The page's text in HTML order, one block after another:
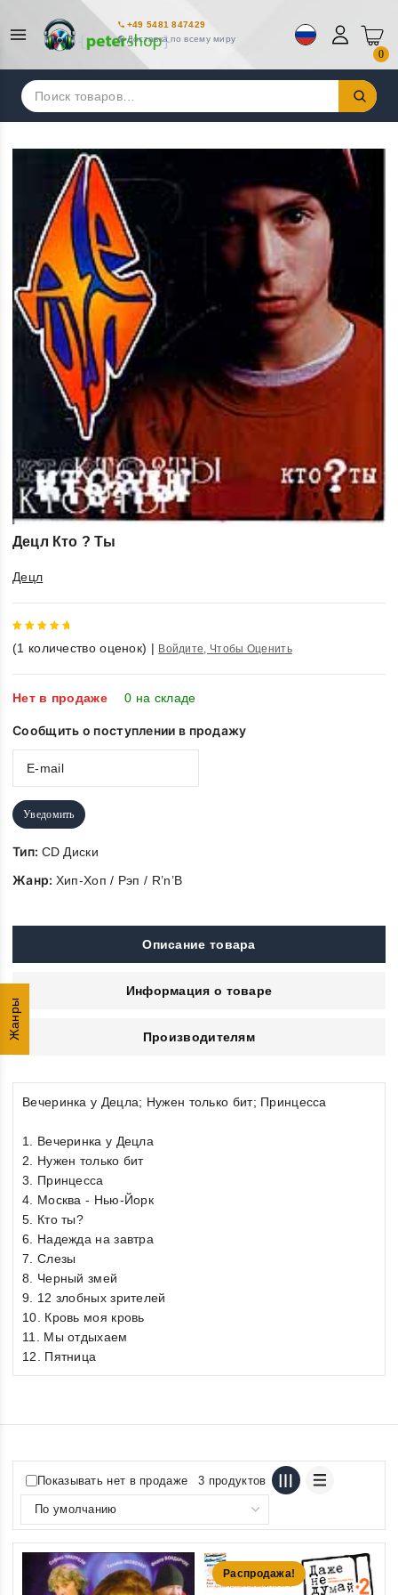
+49 5481 847429
Доставка по всему миру
0
Искать:
Жанры
Децл Кто ? Ты
Децл
5
(1 количество оценок) | Войдите, Чтобы Оценить
Нет в продаже 0 на складе
Сообщить о поступлении в продажу
Уведомить
Тип: CD Диски
Жанр: Хип-Хоп / Рэп / R’n’B
Описание товара
Информация о товаре
Производителям
Вечеринка у Децла; Нужен только бит; Принцесса
1. Вечеринка у Децла
2. Нужен только бит
3. Принцесса
4. Москва - Нью-Йорк
5. Кто ты?
6. Надежда на завтра
7. Слезы
8. Черный змей
9. 12 злобных зрителей
10. Кровь моя кровь
11. Мы отдыхаем
12. Пятница
Показывать нет в продаже 3 продуктов
Распродажа!